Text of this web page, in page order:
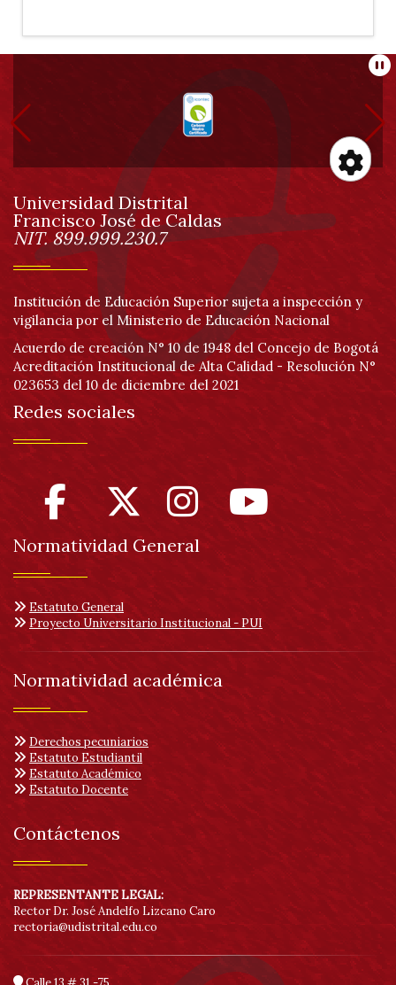
de
Información
pie
de
página
Información
Universidad Distrital
Francisco José de Caldas
NIT. 899.999.230.7
Institución de Educación Superior sujeta a inspección y
vigilancia por el Ministerio de Educación Nacional
Acuerdo de creación N° 10 de 1948 del Concejo de Bogotá
Acreditación Institucional de Alta Calidad - Resolución N°
023653 del 10 de diciembre del 2021
Redes sociales
Normatividad General
Estatuto General
Proyecto Universitario Institucional - PUI
Normatividad académica
Derechos pecuniarios
Estatuto Estudiantil
Estatuto Académico
Estatuto Docente
Contáctenos
REPRESENTANTE LEGAL:
Rector Dr. José Andelfo Lizcano Caro
rectoria@udistrital.edu.co